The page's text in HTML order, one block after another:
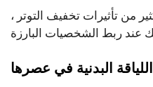
من تأثيرات تخفيف التوتر ،